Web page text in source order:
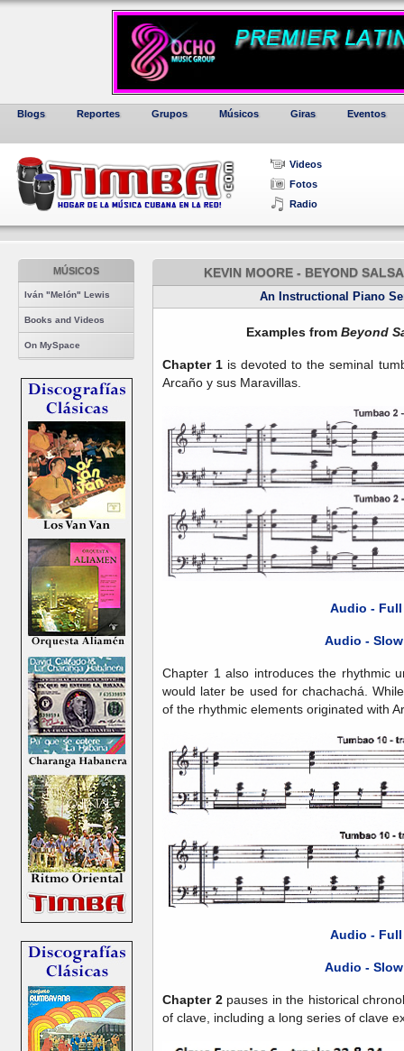
Blogs Reportes Grupos Músicos Giras Eventos
Videos
Fotos
Radio
MÚSICOS
Iván "Melón" Lewis
Books and Videos
On MySpace
KEVIN MOORE - BEYOND
An Instructional Piano
Examples from Beyond
Chapter 1 is devoted to the seminal
Arcaño y sus Maravillas.
Audio - Full
Audio -
Chapter 1 also introduces the rhythmic
would later be used for chachachá.
of the rhythmic elements originated with
Audio - Full
Audio -
Chapter 2pauses in the historical
of clave, including a long series of clave